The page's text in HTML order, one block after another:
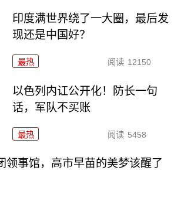
印度满世界绕了一大圈，最后发
现还是中国好？
最热 阅读 12150
以色列内讧公开化！防长一句
话，军队不买账
最热 阅读 5458
领事馆，高市早苗的美梦该醒了